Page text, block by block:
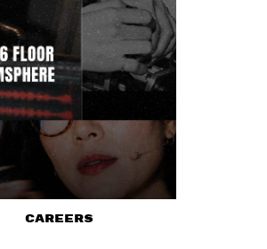
CAREERS